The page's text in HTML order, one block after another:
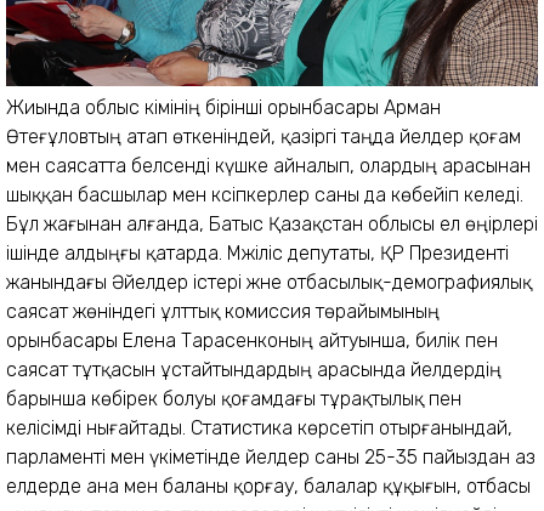
Жиында облыс әкімінің бірінші орынбасары Арман
Өтеғұловтың атап өткеніндей, қазіргі таңда әйелдер қоғам
мен саясатта белсенді күшке айналып, олардың арасынан
шыққан басшылар мен кәсіпкерлер саны да көбейіп келеді.
Бұл жағынан алғанда, Батыс Қазақстан облысы ел өңірлері
ішінде алдыңғы қатарда. Мәжіліс депутаты, ҚР Президенті
жанындағы Әйелдер істері және отбасылық-демографиялық
саясат жөніндегі ұлттық комиссия төрайымының
орынбасары Елена Тарасенконың айтуынша, билік пен
саясат тұтқасын ұстайтындардың арасында әйелдердің
барынша көбірек болуы қоғамдағы тұрақтылық пен
келісімді нығайтады. Статистика көрсетіп отырғанындай,
парламенті мен үкіметінде әйелдер саны 25-35 пайыздан аз
елдерде ана мен баланы қорғау, балалар құқығын, отбасы